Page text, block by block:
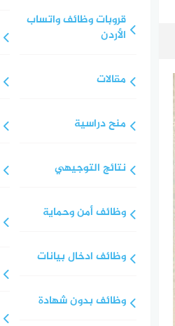
قروبات وظائف واتساب
الأردن
مقالات
منح دراسية
نتائج التوجيهي
وظائف أمن وحماية
وظائف ادخال بيانات
وظائف بدون شهادة